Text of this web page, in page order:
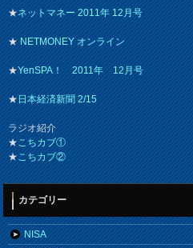
★ネットマネー 2011年 12月号
★NETMONEY オンライン
★YenSPA！ 2011年 12月号
★日本経済新聞 2/15
ラジオ紹介
★こちカブ①
★こちカブ②
カテゴリー
NISA